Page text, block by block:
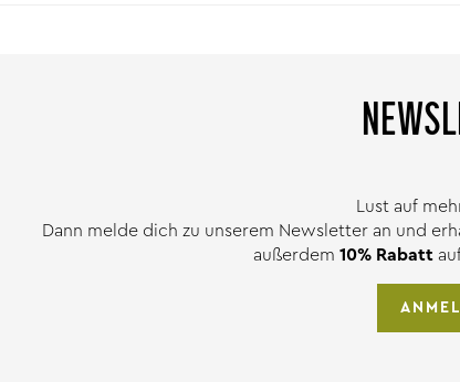
Lust auf
Dann melde dich zu unserem Newsletter an und
außerdem 10% Rabatt